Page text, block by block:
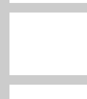
entradas